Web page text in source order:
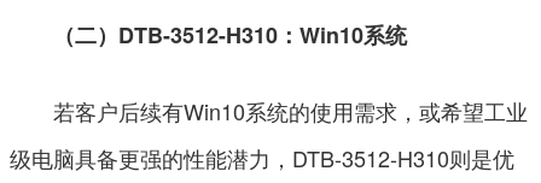
（二）DTB-3512-H310：Win10系统
若客户后续有Win10系统的使用需求，或希望工业
级电脑具备更强的性能潜力，DTB-3512-H310则是优